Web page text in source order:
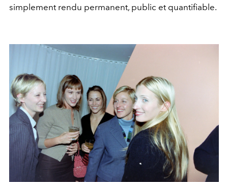
simplement rendu permanent, public et quantifiable.